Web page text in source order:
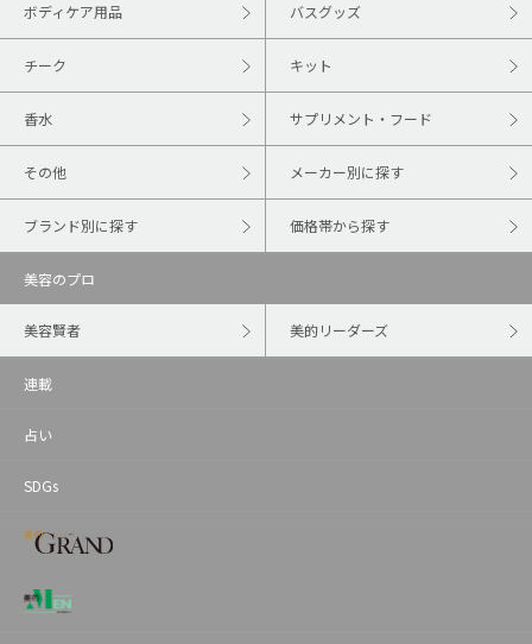
ボディケア用品 バスグッズ
チーク キット
香水 サプリメント・フード
その他 メーカー別に探す
ブランド別に探す 価格帯から探す
美容のプロ
美容賢者 美的リーダーズ
連載
占い
SDGs